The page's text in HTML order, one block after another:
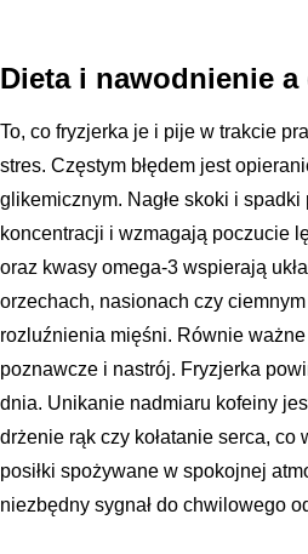
Dieta i nawodnienie
To, co fryzjerka je i pije w trakcie
stres. Częstym błędem jest
glikemicznym. Nagłe skoki i
koncentracji i wzmagają poczucie
oraz kwasy omega-3 wspierają
orzechach, nasionach czy
rozluźnienia mięśni. Równie
poznawcze i nastrój. Fryzjerka
dnia. Unikanie nadmiaru kofeiny
drżenie rąk czy kołatanie serca,
posiłki spożywane w spokojnej
niezbędny sygnał do chwilowego